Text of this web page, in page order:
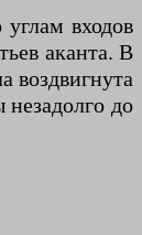
входов
аканта. В
воздвигнута
до